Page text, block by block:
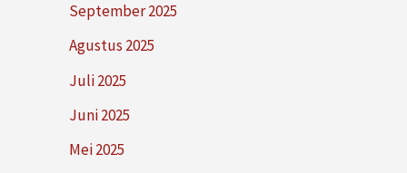
September 2025
Agustus 2025
Juli 2025
Juni 2025
Mei 2025